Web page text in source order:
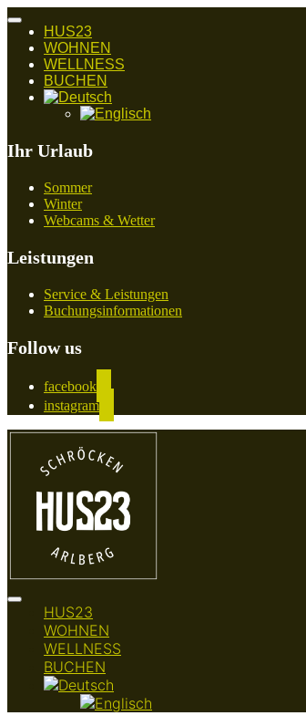
Navigation
umschalten
HUS23
WOHNEN
WELLNESS
BUCHEN
Ihr Urlaub
Sommer
Winter
Webcams & Wetter
Leistungen
Service & Leistungen
Buchungsinformationen
Follow us
facebook
instagram
Seitenleiste
Navigation
umschalten
HUS23
WOHNEN
WELLNESS
BUCHEN